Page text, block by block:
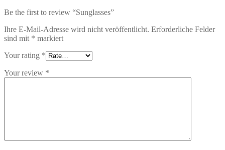
Be the first to review “Sunglasses”
Ihre E-Mail-Adresse wird nicht veröffentlicht. Erforderliche Felder
sind mit * markiert
Your rating *
Your review *